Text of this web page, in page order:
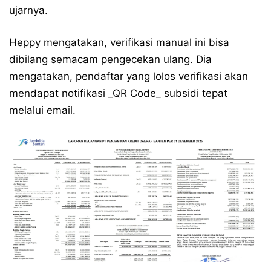
ujarnya.
Heppy mengatakan, verifikasi manual ini bisa
dibilang semacam pengecekan ulang. Dia
mengatakan, pendaftar yang lolos verifikasi akan
mendapat notifikasi _QR Code_ subsidi tepat
melalui email.